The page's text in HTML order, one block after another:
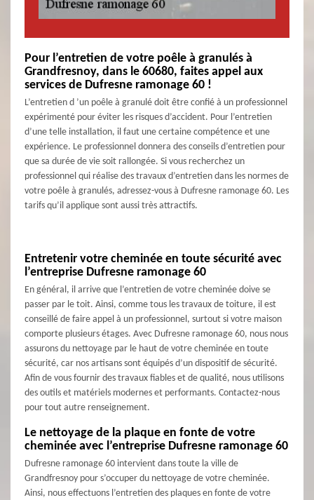
Pour l’entretien de votre poêle à granulés à
Grandfresnoy, dans le 60680, faites appel aux
services de Dufresne ramonage 60 !
L’entretien d ’un poêle à granulé doit être confié à un professionnel
expérimenté pour éviter les risques d’accident. Pour l’entretien
d’une telle installation, il faut une certaine compétence et une
expérience. Le professionnel donnera des conseils d’entretien pour
que sa durée de vie soit rallongée. Si vous recherchez un
professionnel qui réalise des travaux d’entretien dans les normes de
votre poêle à granulés, adressez-vous à Dufresne ramonage 60. Les
tarifs qu’il applique sont aussi très attractifs.
Entretenir votre cheminée en toute sécurité avec
l’entreprise Dufresne ramonage 60
En général, il arrive que l’entretien de votre cheminée doive se
passer par le toit. Ainsi, comme tous les travaux de toiture, il est
conseillé de faire appel à un professionnel, surtout si votre maison
comporte plusieurs étages. Avec Dufresne ramonage 60, nous nous
assurons du nettoyage par le haut de votre cheminée en toute
sécurité, car nos artisans sont équipés d’un dispositif de sécurité.
Afin de vous fournir des travaux fiables et de qualité, nous utilisons
des outils et matériels modernes et performants. Contactez-nous
pour tout autre renseignement.
Le nettoyage de la plaque en fonte de votre
cheminée avec l’entreprise Dufresne ramonage 60
Dufresne ramonage 60 intervient dans toute la ville de
Grandfresnoy pour s’occuper du nettoyage de votre cheminée.
Ainsi, nous effectuons l’entretien des plaques en fonte de votre